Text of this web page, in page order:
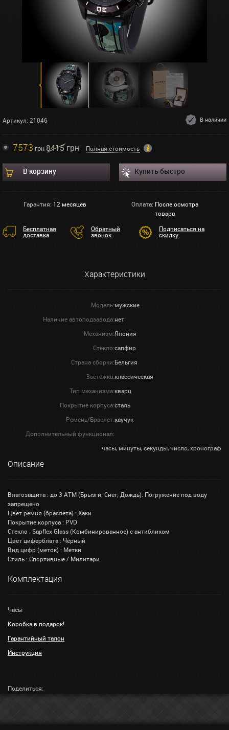
Артикул: 21046 В наличии
7573 грн 8415 грн Полная стоимость
В корзину Купить быстро
Гарантия: 12 месяцев Оплата: После осмотра
товара
Бесплатная
доставка
Обратный
звонок
Подписаться на
скидку
Характеристики
Модель:мужские
Наличие автоподзавода:нет
Механизм:Япония
Стекло:сапфир
Страна сборки:Бельгия
Застежка:классическая
Тип механизма:кварц
Покрытие корпуса:сталь
Ремень/Браслет:каучук
Дополнительный функционал:
часы, минуты, секунды, число, хронограф
Описание
Влагозащита : до 3 АТМ (Брызги; Снег; Дождь). Погружение под воду
запрещено
Цвет ремня (браслета) : Хаки
Покрытие корпуса : PVD
Стекло : Sapflex Glass (Комбинированное) с антибликом
Цвет циферблата : Черный
Вид цифр (меток) : Метки
Стиль : Спортивные / Милитари
Комплектация
Часы
Коробка в подарок!
Гарантийный талон
Инструкция
Поделиться: